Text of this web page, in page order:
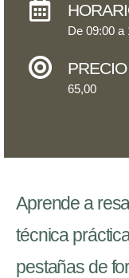
De 09:00 a
PRECIO
65,00
Aprende a
técnica
pestañas de